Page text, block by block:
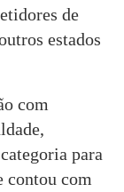
de
estados
com
para
contou com